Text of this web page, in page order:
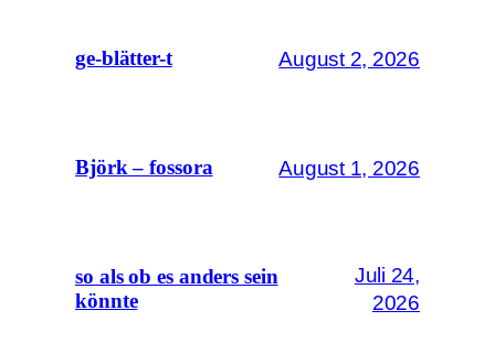
ge-blätter-t August 2, 2026
Björk – fossora August 1, 2026
so als ob es anders sein
könnte
Juli 24,
2026